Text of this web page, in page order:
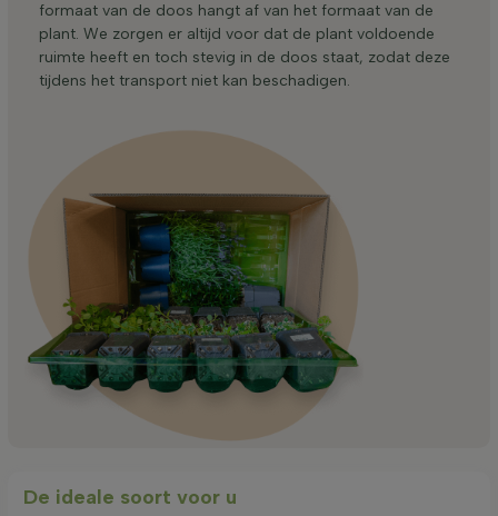
formaat van de doos hangt af van het formaat van de
plant. We zorgen er altijd voor dat de plant voldoende
ruimte heeft en toch stevig in de doos staat, zodat deze
tijdens het transport niet kan beschadigen.
De ideale soort voor u